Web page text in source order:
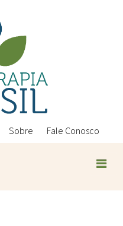
Sobre Fale Conosco